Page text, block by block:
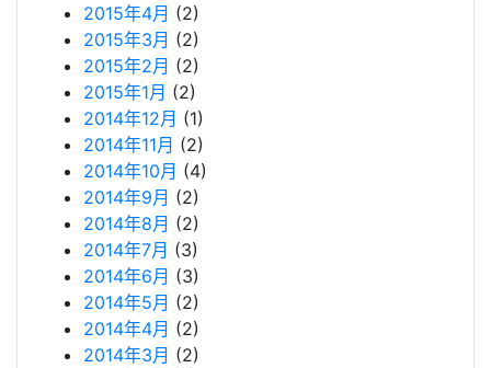
2015年4月 (2)
2015年3月 (2)
2015年2月 (2)
2015年1月 (2)
2014年12月 (1)
2014年11月 (2)
2014年10月 (4)
2014年9月 (2)
2014年8月 (2)
2014年7月 (3)
2014年6月 (3)
2014年5月 (2)
2014年4月 (2)
2014年3月 (2)